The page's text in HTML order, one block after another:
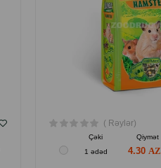
( Rəylər)
Çəki Qiymət
1 ədəd
4.30